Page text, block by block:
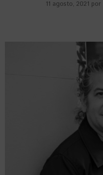
11 agosto, 2021 por